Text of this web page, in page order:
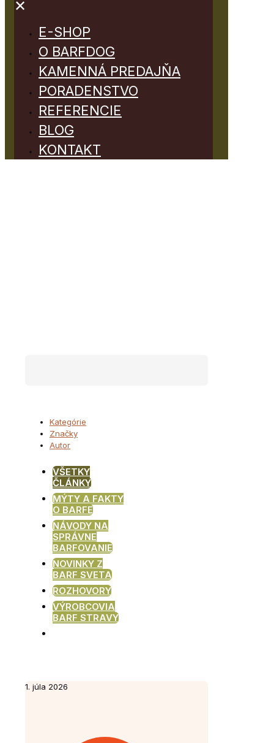
✕
E-SHOP
O BARFDOG
KAMENNÁ PREDAJŇA
PORADENSTVO
REFERENCIE
BLOG
KONTAKT
Kategórie
Značky
Autor
VŠETKY
ČLÁNKY
MÝTY A FAKTY
O BARFE
NÁVODY NA
SPRÁVNE
BARFOVANIE
NOVINKY Z
BARF SVETA
ROZHOVORY
VÝROBCOVIA
BARF STRAVY
1. júla 2026